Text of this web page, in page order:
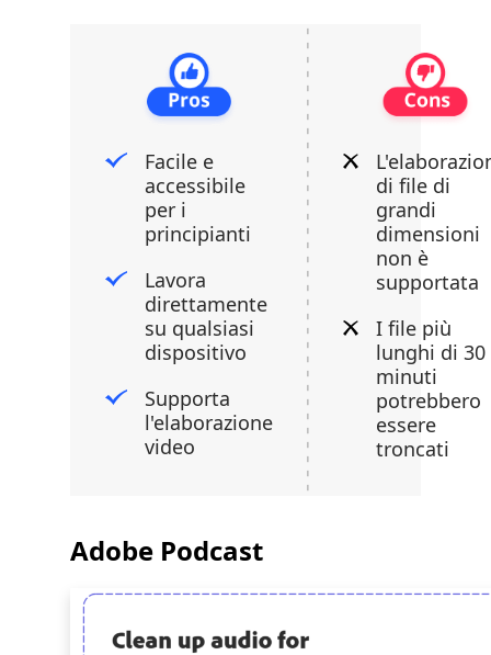
Facile e
accessibile
per i
principianti
Lavora
direttamente
su qualsiasi
dispositivo
Supporta
l'elaborazione
video
di file di
grandi
dimensioni
non è
supportata
I file più
lunghi di 30
minuti
potrebbero
essere
troncati
Adobe Podcast